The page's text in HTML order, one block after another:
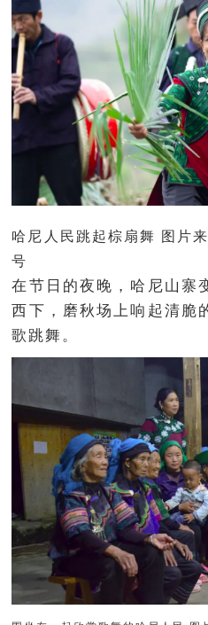
哈尼人民跳起棕扇舞 图片
号
在节日的夜晚，哈尼山寨
西下，磨秋场上响起清脆
歌跳舞。